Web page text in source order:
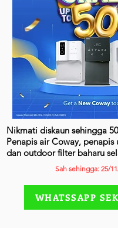
Nikmati diskaun sehingga
Penapis air Coway, penapis
dan outdoor filter baharu
Sah sehingga: 25/
WHATSSAPP